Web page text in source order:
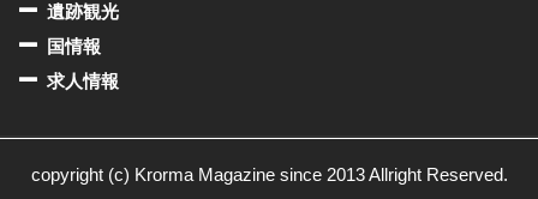
遺跡観光
国情報
求人情報
copyright (c) Krorma Magazine since 2013 Allright Reserved.